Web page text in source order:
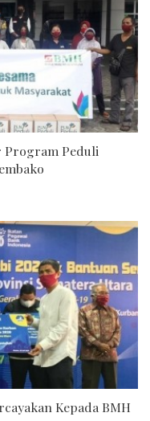
Program Peduli
Kepada BMH